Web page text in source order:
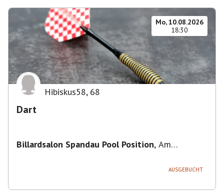
Mo, 10.08.2026
18:30
Hibiskus58, 68
Dart
Billardsalon Spandau Pool Position, Am
AUSGEBUCHT